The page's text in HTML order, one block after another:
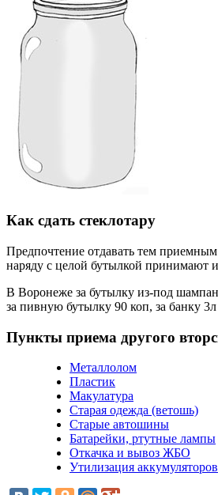
Как сдать стеклотару
Предпочтение отдавать тем
наряду с целой бутылкой принимают
В Воронеже за бутылку из-под
за пивную бутылку 90 коп, за банку
Пункты приема другого
Металлолом
Пластик
Макулатура
Старая одежда (ветошь)
Старые автошины
Батарейки, ртутные лампы
Откачка и вывоз ЖБО
Утилизация аккумуляторов